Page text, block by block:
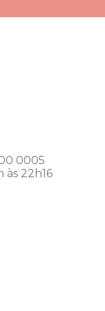
0005
às 22h16